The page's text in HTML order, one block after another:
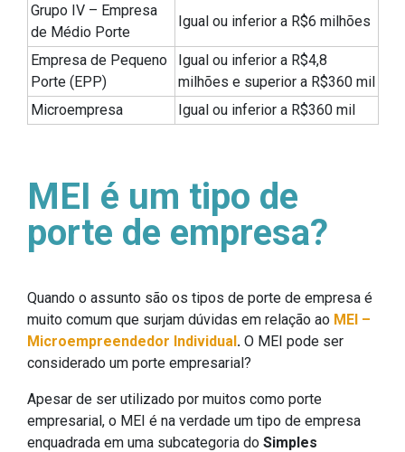
Grupo IV – Empresa
de Médio Porte
Igual ou inferior a R$6 milhões
Empresa de Pequeno
Porte (EPP)
Igual ou inferior a R$4,8
milhões e superior a R$360 mil
Microempresa
Igual ou inferior a R$360 mil
MEI é um tipo de
porte de empresa?
Quando o assunto são os tipos de porte de empresa é
muito comum que surjam dúvidas em relação ao MEI –
Microempreendedor Individual. O MEI pode ser
considerado um porte empresarial?
Apesar de ser utilizado por muitos como porte
empresarial, o MEI é na verdade um tipo de empresa
enquadrada em uma subcategoria do Simples